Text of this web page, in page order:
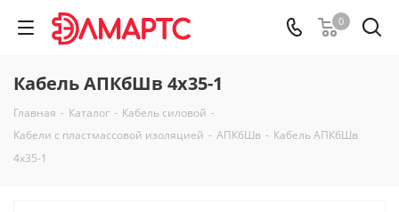
0
Кабель АПКбШв 4х35-1
Главная - Каталог - Кабель силовой -
Кабели с пластмассовой изоляцией - АПКбШв - Кабель АПКбШв
4х35-1